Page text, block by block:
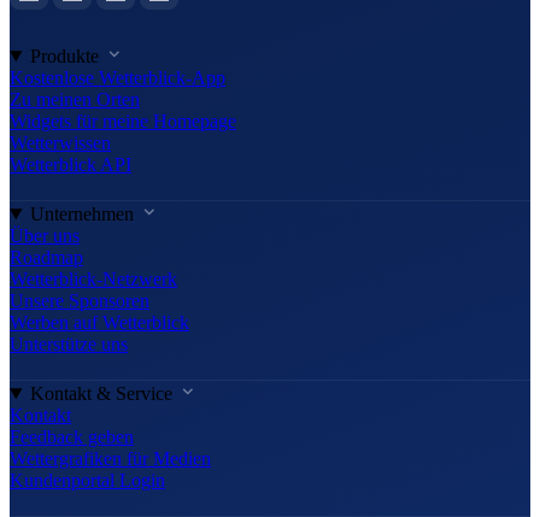
Produkte
Kostenlose Wetterblick-App
Zu meinen Orten
Widgets für meine Homepage
Wetterwissen
Wetterblick API
Unternehmen
Über uns
Roadmap
Wetterblick-Netzwerk
Unsere Sponsoren
Werben auf Wetterblick
Unterstütze uns
Kontakt & Service
Kontakt
Feedback geben
Wettergrafiken für Medien
Kundenportal Login